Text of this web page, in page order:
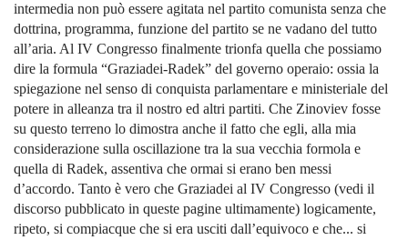
intermedia non può essere agitata nel partito comunista senza che
dottrina, programma, funzione del partito se ne vadano del tutto
all’aria. Al IV Congresso finalmente trionfa quella che possiamo
dire la formula “Graziadei-Radek” del governo operaio: ossia la
spiegazione nel senso di conquista parlamentare e ministeriale del
potere in alleanza tra il nostro ed altri partiti. Che Zinoviev fosse
su questo terreno lo dimostra anche il fatto che egli, alla mia
considerazione sulla oscillazione tra la sua vecchia formola e
quella di Radek, assentiva che ormai si erano ben messi
d’accordo. Tanto è vero che Graziadei al IV Congresso (vedi il
discorso pubblicato in queste pagine ultimamente) logicamente,
ripeto, si compiacque che si era usciti dall’equivoco e che... si